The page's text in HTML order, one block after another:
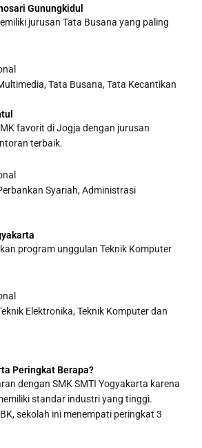
Gunungkidul
jurusan Tata Busana yang paling
Tata Busana, Tata Kecantikan
favorit di Jogja dengan jurusan
terbaik.
Syariah, Administrasi
program unggulan Teknik Komputer
Elektronika, Teknik Komputer dan
Peringkat Berapa?
denganSMK SMTI Yogyakarta karena
standar industri yang tinggi.
sekolah ini menempati peringkat 3